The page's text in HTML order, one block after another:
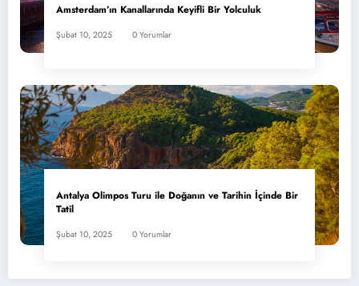
Amsterdam’ın Kanallarında Keyifli Bir Yolculuk
Şubat 10, 2025 0 Yorumlar
Antalya Olimpos Turu ile Doğanın ve Tarihin İçinde Bir
Tatil
Şubat 10, 2025 0 Yorumlar